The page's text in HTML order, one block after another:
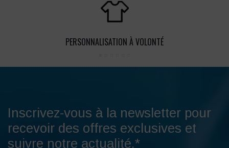
PERSONNALISATION À VOLONTÉ
Inscrivez-vous à la newsletter pour
recevoir des offres exclusives et
suivre notre actualité.*